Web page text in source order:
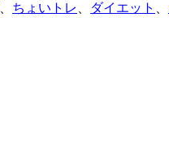
、 ちょいトレ 、 ダイエット 、